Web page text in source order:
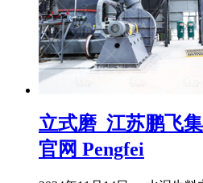
立式磨_江苏鹏飞
官网 Pengfei